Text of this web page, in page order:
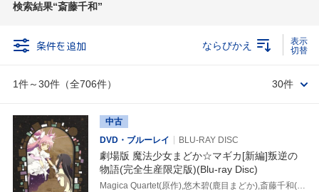
検索結果 斎藤千和
条件を追加
1件～30件（全706件）
ならびかえ
30件
中古
DVD・ブルーレイ
BLU-RAY DISC
劇場版 魔法少女まどか☆マギカ[新編]叛逆の
物語(完全生産限定版)(Blu-ray Disc)
Magica Quartet(原作),悠木碧(鹿目まどか),斎藤千和(暁美ほむら),水橋かおり(巴マミ),岸田隆宏(キャラクターデザイン),谷口淳一郎(キャラクターデザイン、総作画監督),梶浦由記(音楽)